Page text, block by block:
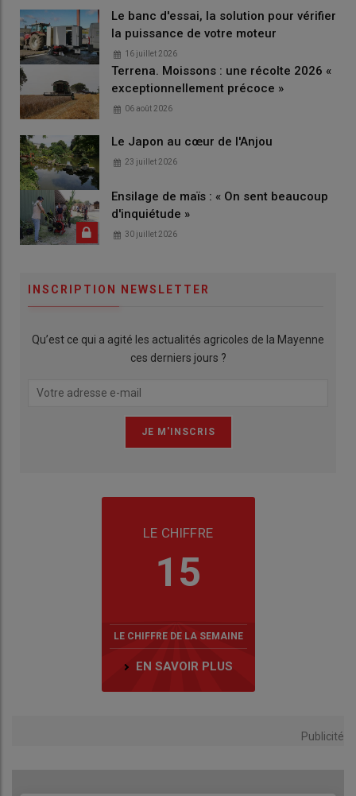
Le banc d'essai, la solution pour vérifier
la puissance de votre moteur
16 juillet 2026
Terrena. Moissons : une récolte 2026 «
exceptionnellement précoce »
06 août 2026
Le Japon au cœur de l'Anjou
23 juillet 2026
Ensilage de maïs : « On sent beaucoup
d'inquiétude »
30 juillet 2026
INSCRIPTION NEWSLETTER
Qu’est ce qui a agité les actualités agricoles de la Mayenne
ces derniers jours ?
LE CHIFFRE
15
LE CHIFFRE DE LA SEMAINE
EN SAVOIR PLUS
Publicité